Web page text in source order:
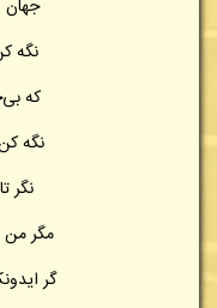
جهان
نگه
که
نگه
نگر
مگر
گر